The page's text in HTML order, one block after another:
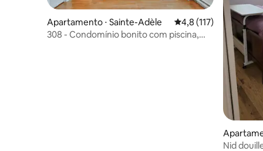
Apartamento ⋅ Sainte-Adèle 4,8 de uma avaliação
4,8 (117)
308 - Condomínio bonito com piscina,
de-